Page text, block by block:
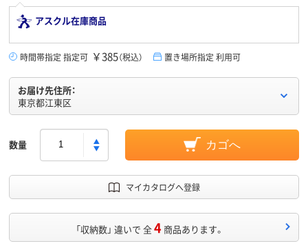
アスクル在庫商品
時間帯指定 指定可 ￥385（税込） 置き場所指定 利用可
お届け先住所：
東京都江東区
数量 カゴへ
マイカタログへ登録
「収納数」 違いで 全4 商品あります。